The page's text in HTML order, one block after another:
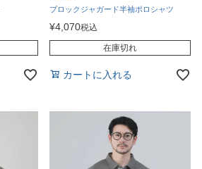
ブロックジャガード半袖ポロシャツ
¥4,070税込
在庫切れ
カートに入れる